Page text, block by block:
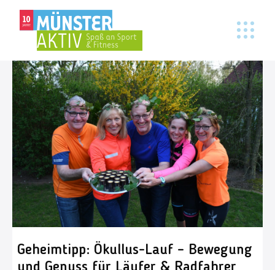
Geheimtipp: Ökullus-Lauf – Bewegung